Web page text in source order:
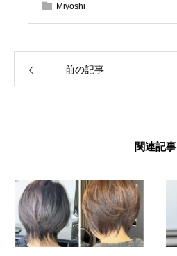
Miyoshi
前の記事
関連記事